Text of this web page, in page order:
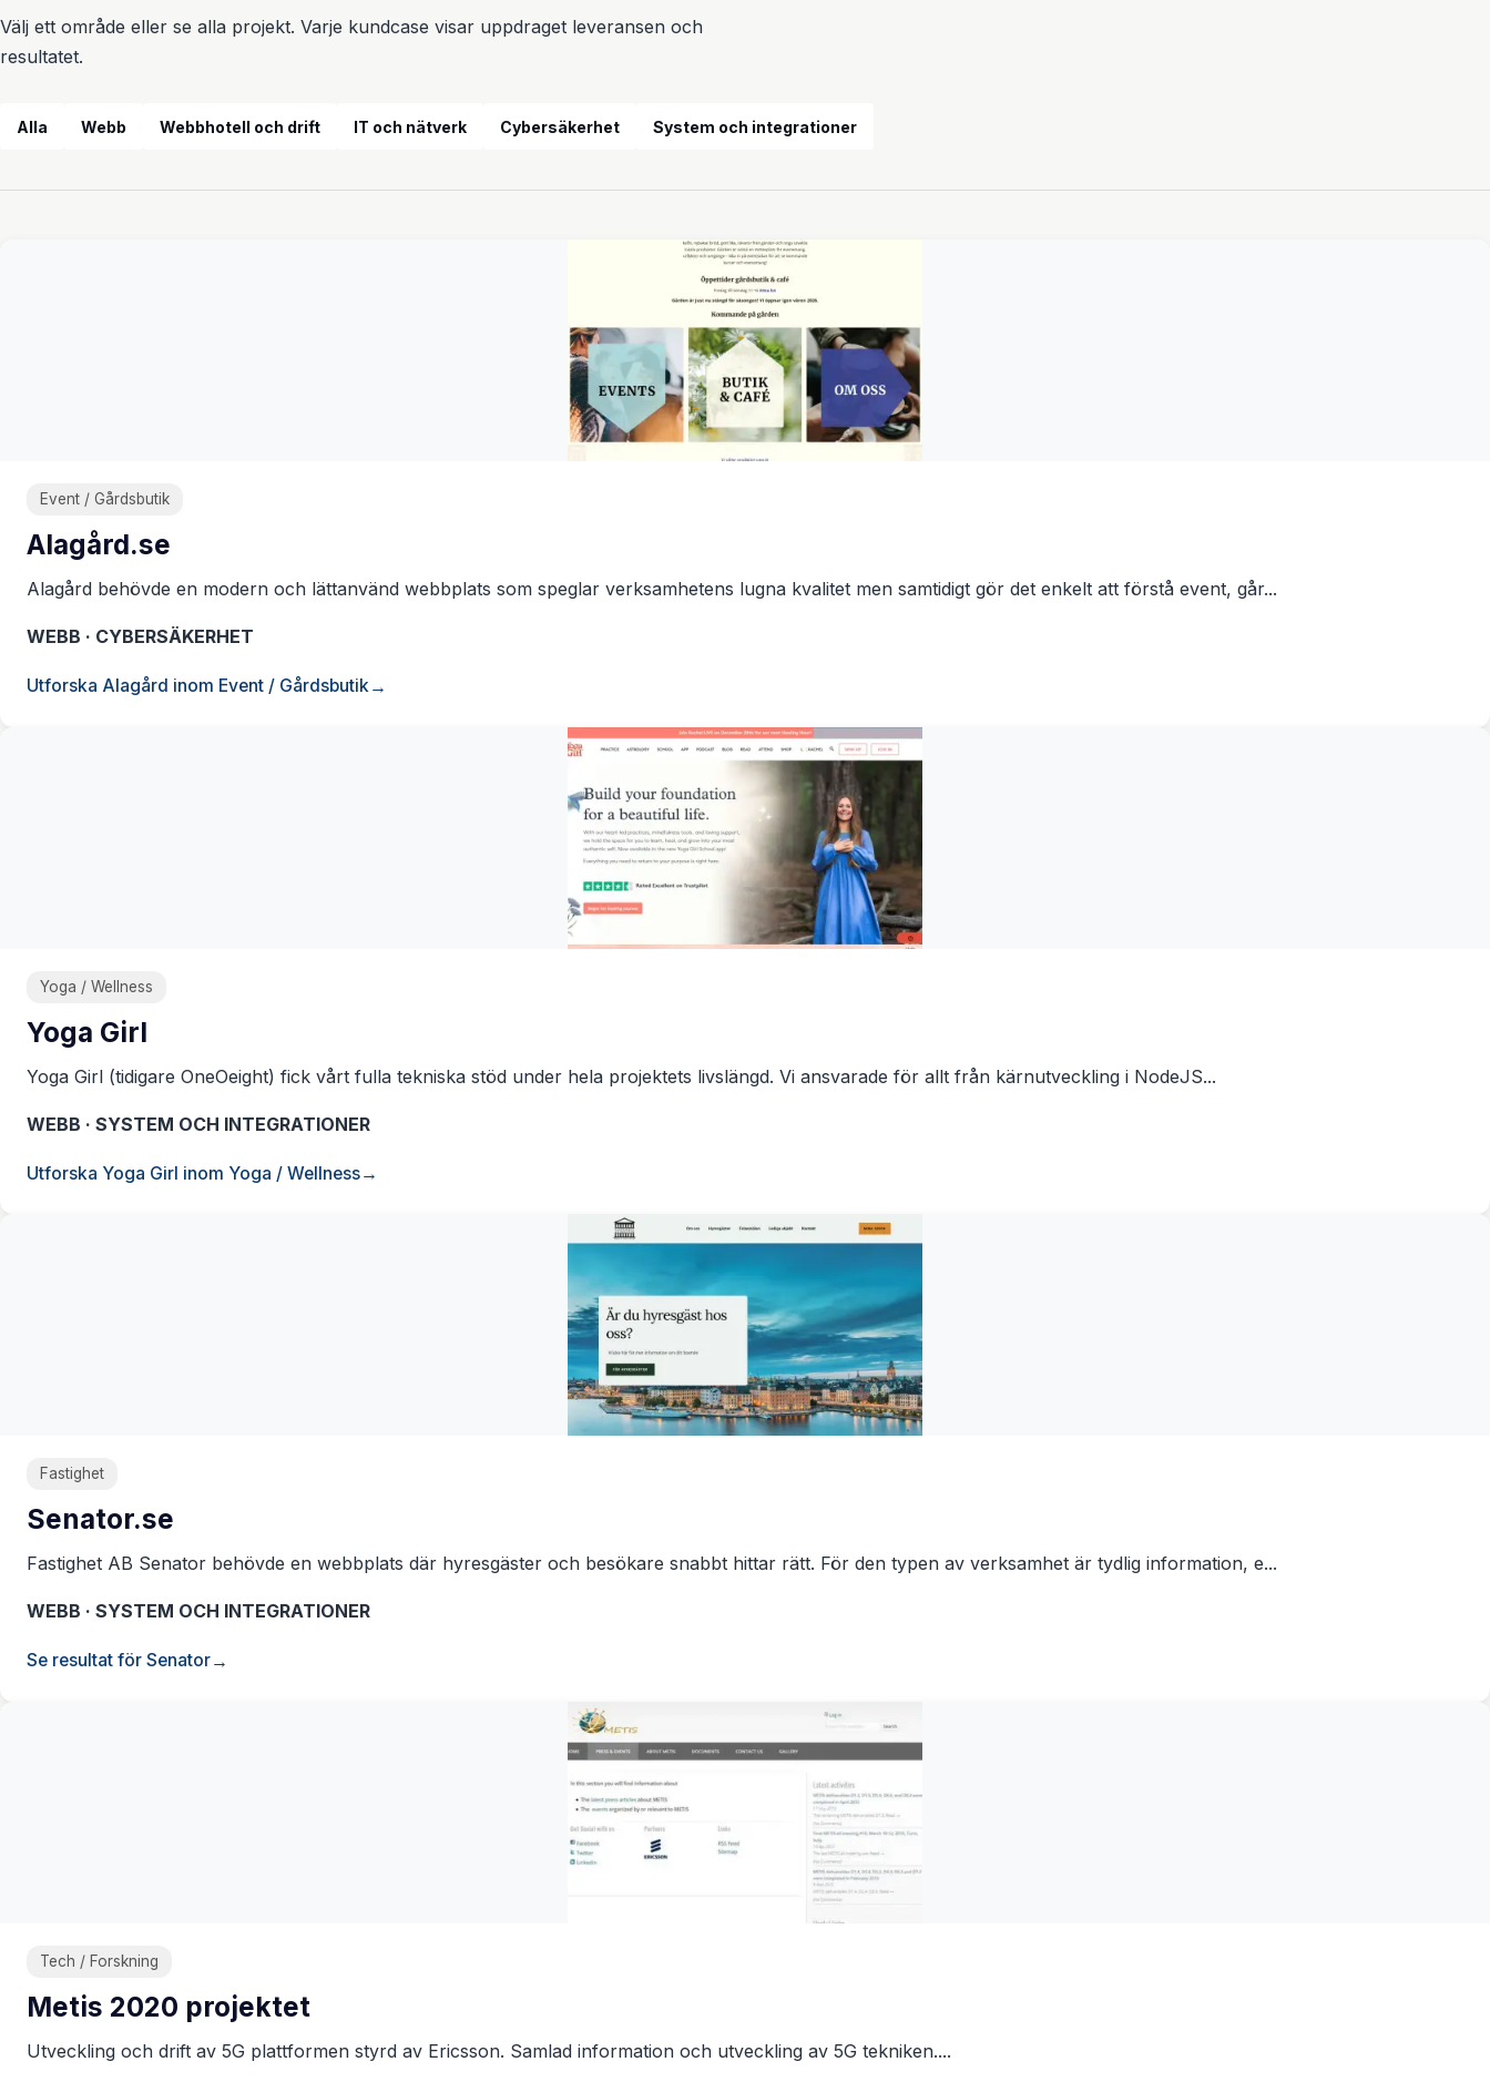
Välj ett område eller se alla projekt. Varje kundcase visar uppdraget leveransen och
resultatet.
Alla Webb Webbhotell och drift IT och nätverk Cybersäkerhet System och integrationer
Event / Gårdsbutik
Alagård.se
Alagård behövde en modern och lättanvänd webbplats som speglar verksamhetens lugna kvalitet men samtidigt gör det enkelt att förstå event, går...
WEBB · CYBERSÄKERHET
Utforska Alagård inom Event / Gårdsbutik
Yoga / Wellness
Yoga Girl
Yoga Girl (tidigare OneOeight) fick vårt fulla tekniska stöd under hela projektets livslängd. Vi ansvarade för allt från kärnutveckling i NodeJS...
WEBB · SYSTEM OCH INTEGRATIONER
Utforska Yoga Girl inom Yoga / Wellness
Fastighet
Senator.se
Fastighet AB Senator behövde en webbplats där hyresgäster och besökare snabbt hittar rätt. För den typen av verksamhet är tydlig information, e...
WEBB · SYSTEM OCH INTEGRATIONER
Se resultat för Senator
Tech / Forskning
Metis 2020 projektet
Utveckling och drift av 5G plattformen styrd av Ericsson. Samlad information och utveckling av 5G tekniken....